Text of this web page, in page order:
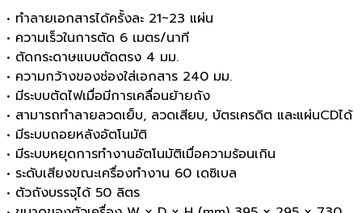
• ทำลายเอกสารได้ครั้งละ 21~23 แผ่น
• ความเร็วในการตัด 6 เมตร/นาที
• ตัดกระดาษแบบตัดตรง 4 มม.
• ความกว้างของช่องใส่เอกสาร 240 มม.
• มีระบบตัดไฟเมื่อมีการเคลื่อนย้ายถัง
• สามารถทำลายลวดเย็บ, ลวดเสียบ, บัตรเครดิต และแผ่นCDได้
• มีระบบถอยหลังอัตโนมัติ
• มีระบบหยุดการทำงานอัตโนมัติเมื่อความร้อนเกิน
• ระดับเสียงขณะเครื่องทำงาน 60 เดซิเบล
• ตัวถังบรรจุได้ 50 ลิตร